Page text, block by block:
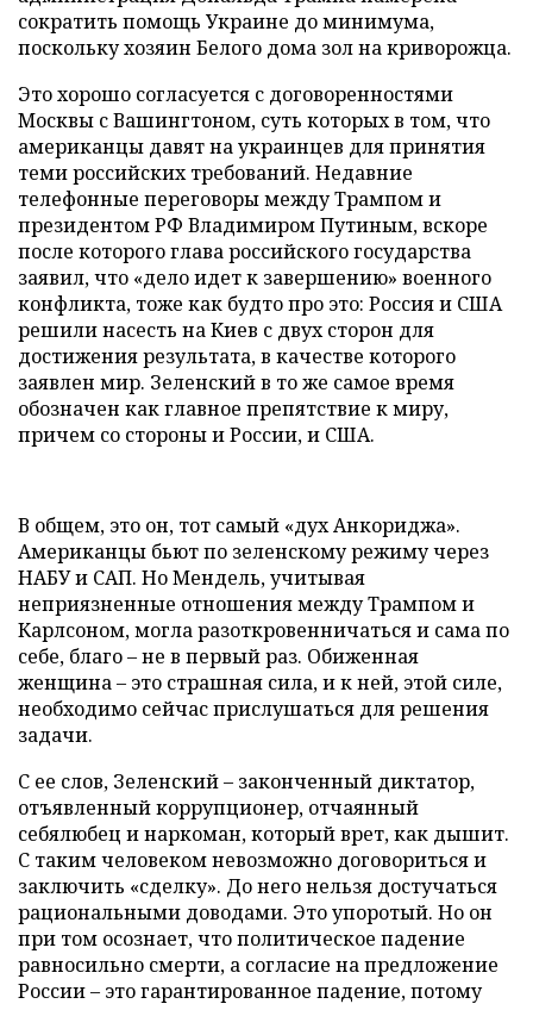
сократить помощь Украине до минимума,
поскольку хозяин Белого дома зол на криворожца.
Это хорошо согласуется с договоренностями
Москвы с Вашингтоном, суть которых в том, что
американцы давят на украинцев для принятия
теми российских требований. Недавние
телефонные переговоры между Трампом и
президентом РФ Владимиром Путиным, вскоре
после которого глава российского государства
заявил, что «дело идет к завершению» военного
конфликта, тоже как будто про это: Россия и США
решили насесть на Киев с двух сторон для
достижения результата, в качестве которого
заявлен мир. Зеленский в то же самое время
обозначен как главное препятствие к миру,
причем со стороны и России, и США.
В общем, это он, тот самый «дух Анкориджа».
Американцы бьют по зеленскому режиму через
НАБУ и САП. Но Мендель, учитывая
неприязненные отношения между Трампом и
Карлсоном, могла разоткровенничаться и сама по
себе, благо – не в первый раз. Обиженная
женщина – это страшная сила, и к ней, этой силе,
необходимо сейчас прислушаться для решения
задачи.
С ее слов, Зеленский – законченный диктатор,
отъявленный коррупционер, отчаянный
себялюбец и наркоман, который врет, как дышит.
С таким человеком невозможно договориться и
заключить «сделку». До него нельзя достучаться
рациональными доводами. Это упоротый. Но он
при том осознает, что политическое падение
равносильно смерти, а согласие на предложение
России – это гарантированное падение, потому